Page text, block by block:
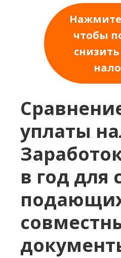
Нажмите
чтобы
уплаты
в год для